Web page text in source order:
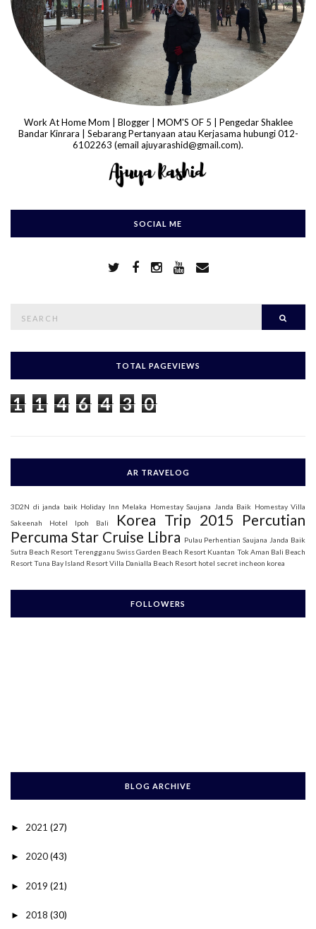
Work At Home Mom | Blogger | MOM'S OF 5 | Pengedar Shaklee
Bandar Kinrara | Sebarang Pertanyaan atau Kerjasama hubungi 012-
6102263 (email ajuyarashid@gmail.com).
SOCIAL ME
c
f
r
:
TOTAL PAGEVIEWS
1 1 4 6 4 3 0
AR TRAVELOG
3D2N di janda baik Holiday Inn Melaka Homestay Saujana Janda Baik Homestay Villa
Sakeenah
Hotel Ipoh Bali Korea Trip 2015 Percutian
Percuma Star Cruise Libra Pulau Perhentian Saujana Janda Baik
Sutra Beach Resort Terengganu Swiss Garden Beach Resort Kuantan Tok Aman Bali Beach
ResortTuna Bay Island ResortVilla Danialla Beach Resort hotel secret incheon korea
FOLLOWERS
BLOG ARCHIVE
► 2021 (27)
► 2020(43)
► 2019 (21)
► 2018 (30)